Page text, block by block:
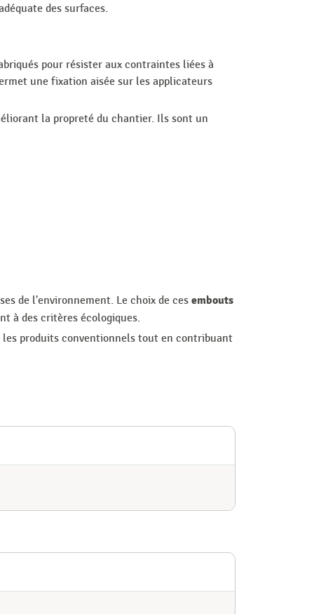
des surfaces.
pour résister aux contraintes liées à
une fixation aisée sur les applicateurs
la propreté du chantier. Ils sont un
de l'environnement. Le choix de ces embouts
à des critères écologiques.
produits conventionnels tout en contribuant